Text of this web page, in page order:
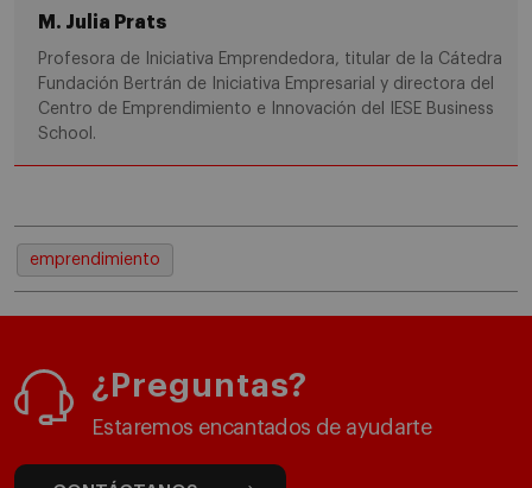
M. Julia Prats
Profesora de Iniciativa Emprendedora, titular de la Cátedra
Fundación Bertrán de Iniciativa Empresarial y directora del
Centro de Emprendimiento e Innovación del IESE Business
School.
emprendimiento
¿Preguntas?
Estaremos encantados de ayudarte